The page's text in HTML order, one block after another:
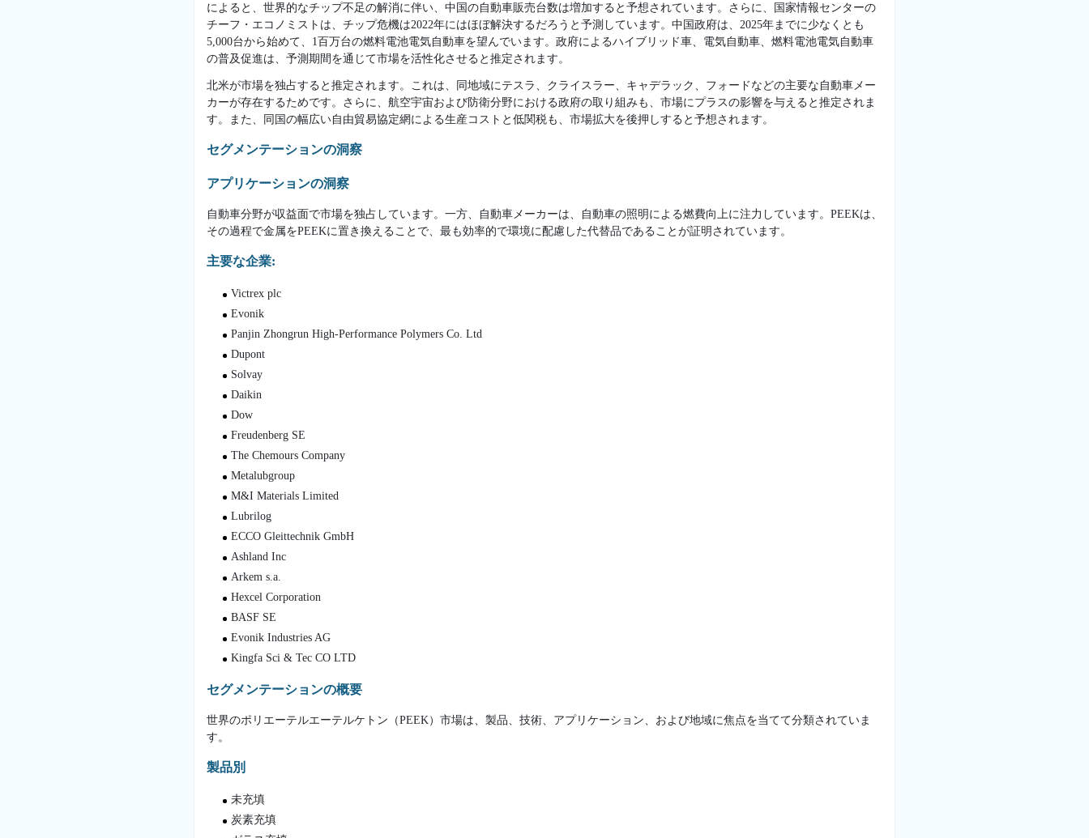
によると、世界的なチップ不足の解消に伴い、中国の自動車販売台数は増加すると予想されています。さらに、国家情報センターの
チーフ・エコノミストは、チップ危機は2022年にはほぼ解決するだろうと予測しています。中国政府は、2025年までに少なくとも
5,000台から始めて、1百万台の燃料電池電気自動車を望んでいます。政府によるハイブリッド車、電気自動車、燃料電池電気自動車
の普及促進は、予測期間を通じて市場を活性化させると推定されます。
北米が市場を独占すると推定されます。これは、同地域にテスラ、クライスラー、キャデラック、フォードなどの主要な自動車メー
カーが存在するためです。さらに、航空宇宙および防衛分野における政府の取り組みも、市場にプラスの影響を与えると推定されま
す。また、同国の幅広い自由貿易協定網による生産コストと低関税も、市場拡大を後押しすると予想されます。
セグメンテーションの洞察
アプリケーションの洞察
自動車分野が収益面で市場を独占しています。一方、自動車メーカーは、自動車の照明による燃費向上に注力しています。PEEKは、
その過程で金属をPEEKに置き換えることで、最も効率的で環境に配慮した代替品であることが証明されています。
主要な企業:
Victrex plc
Evonik
Panjin Zhongrun High-Performance Polymers Co. Ltd
Dupont
Solvay
Daikin
Dow
Freudenberg SE
The Chemours Company
Metalubgroup
M&I Materials Limited
Lubrilog
ECCO Gleittechnik GmbH
Ashland Inc
Arkem s.a.
Hexcel Corporation
BASF SE
Evonik Industries AG
Kingfa Sci & Tec CO LTD
セグメンテーションの概要
世界のポリエーテルエーテルケトン（PEEK）市場は、製品、技術、アプリケーション、および地域に焦点を当てて分類されていま
す。
製品別
未充填
炭素充填